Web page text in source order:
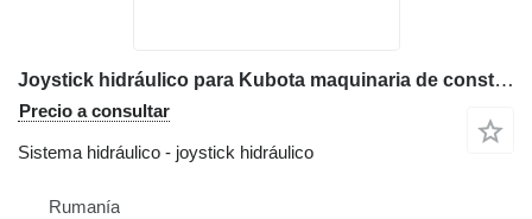
Joystick hidráulico para Kubota maquinaria de construcción
Precio a consultar
Sistema hidráulico - joystick hidráulico
Rumanía